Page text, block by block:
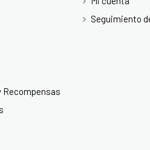
Recompensas
Seguimiento